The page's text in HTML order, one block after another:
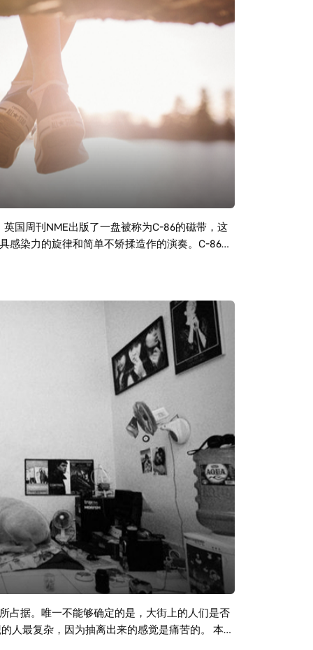
国周刊NME出版了一盘被称为C-86的磁带，这
感染力的旋律和简单不矫揉造作的演奏。C-86的
of Distinction在《Japan To Jupiter》里
鞋 School uniform to flares 从学校制服到烟火
in swathes 裹上一条黑色的眼线 We took the
line 乘着破烂肮脏的下等列车 Going to a
苏活区的夜店 It's a scream, don't look down 这
们也能成为那些太空人 We can be space
down 我们已经发狂 我们不会俯视 We’re
Jupiter 从日本飞到木星 Hanging out at Eric's
唱片封套 Dressed roughly as Victorians （封面
as Queens 穿着华丽如同女王 Paint a red
'cross your cheek 几条闪电穿过你的脸颊
his starry man 他的太阳机器
his Berlin hands 他的汤姆少校（Space
a scream, don't look down... 它们都令人
成为那些太空人 We can be space fantasy 我们
已经发狂 我们不会俯视 We’re soaking in the
飞到木星 Staring at the record sleeve 注视着
an astronaut with glitter and space power 我想
hair red 我想染一头红发 Hold a fag just like a
冻僵在厚重的羊毛外套下 In the shadow of
占据。唯一不能够确定的是，大街上的人们是否